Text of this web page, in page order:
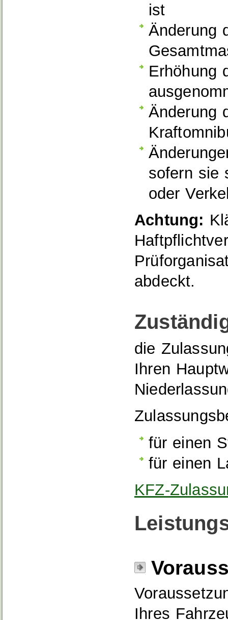
ist
Änderung
Erhöhung
Änderung
sofern sie
oder
Achtung:
abdeckt.
die
Ihren
für einen
für einen
KFZ-
Ihres